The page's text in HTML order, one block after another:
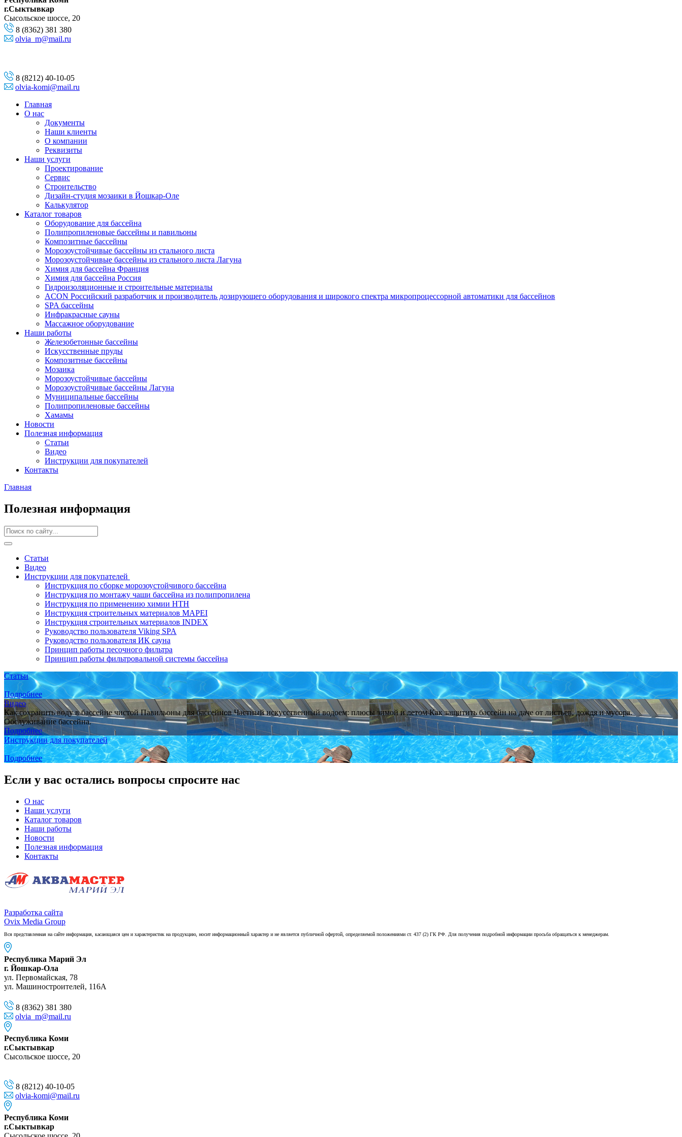
г.Сыктывкар
Сысольское шоссе, 20
8 (8362) 381 380
olvia_m@mail.ru
8 (8212) 40-10-05
olvia-komi@mail.ru
Главная
О нас
Документы
Наши клиенты
О компании
Реквизиты
Наши услуги
Проектирование
Сервис
Строительство
Дизайн-студия мозаики в Йошкар-Оле
Калькулятор
Каталог товаров
Оборудование для бассейна
Полипропиленовые бассейны и павильоны
Композитные бассейны
Морозоустойчивые бассейны из стального листа
Морозоустойчивые бассейны из стального листа Лагуна
Химия для бассейна Франция
Химия для бассейна Россия
Гидроизоляционные и строительные материалы
ACON Российский разработчик и производитель дозирующего оборудования и широкого спектра микропроцессорной автоматики для бассейнов
SPA бассейны
Инфракрасные сауны
Массажное оборудование
Наши работы
Железобетонные бассейны
Искусственные пруды
Композитные бассейны
Мозаика
Морозоустойчивые бассейны
Морозоустойчивые бассейны Лагуна
Муниципальные бассейны
Полипропиленовые бассейны
Хамамы
Новости
Полезная информация
Статьи
Видео
Инструкции для покупателей
Контакты
Главная
Полезная информация
Статьи
Видео
Инструкции для покупателей
Инструкция по сборке морозоустойчивого бассейна
Инструкция по монтажу чаши бассейна из полипропилена
Инструкция по применению химии НТН
Инструкция строительных материалов MAPEI
Инструкция строительных материалов INDEX
Руководство пользователя Viking SPA
Руководство пользователя ИК сауна
Принцип работы песочного фильтра
Принцип работы фильтровальной системы бассейна
Статьи
Подробнее
Видео
Как сохранить воду в бассейне чистой Павильоны для бассейнов Частный искусственный водоем: плюсы зимой и летом Как защитить бассейн на даче от листьев, дождя и мусора.
Обслуживание бассейна.
Подробнее
Инструкции для покупателей
Подробнее
Если у вас остались вопросы спросите нас
О нас
Наши услуги
Каталог товаров
Наши работы
Новости
Полезная информация
Контакты
Разработка сайта
Ovix Media Group
Вся представленная на сайте информация, касающаяся цен и характеристик на продукцию, носит информационный характер и не является публичной офертой, определяемой положениями ст. 437 (2) ГК РФ. Для получения подробной информации просьба обращаться к менеджерам.
Республика Марий Эл
г. Йошкар-Ола
ул. Первомайская, 78
ул. Машиностроителей, 116A
8 (8362) 381 380
olvia_m@mail.ru
Республика Коми
г.Сыктывкар
Сысольское шоссе, 20
8 (8212) 40-10-05
olvia-komi@mail.ru
Республика Коми
г.Сыктывкар